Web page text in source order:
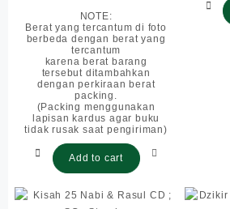
NOTE:
Berat yang tercantum di foto
berbeda dengan berat yang
tercantum
karena berat barang
tersebut ditambahkan
dengan perkiraan berat
packing.
(Packing menggunakan
lapisan kardus agar buku
tidak rusak saat pengiriman)
Add to cart